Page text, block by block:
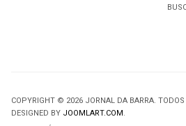
COPYRIGHT © 2026 JORNAL DA BARRA. TODOS
DESIGNED BY JOOMLART.COM.